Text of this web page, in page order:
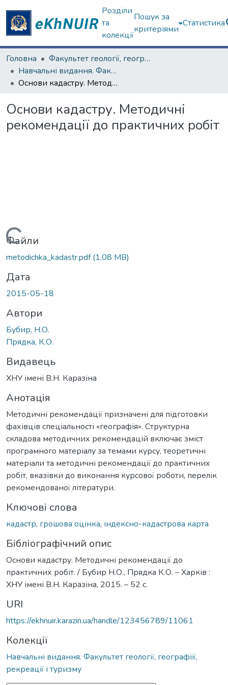
Розділи
та
колекції
Пошук за
критеріями
Статистика
Головна
Факультет геології, географіії, рекреації і туризму
Навчальні видання. Факультет геології, географіії, рекреації і туризму
Основи кадастру. Методичні рекомендації до практичних робіт
Основи кадастру. Методичні
рекомендації до практичних робіт
Вантажиться...
Файли
metodichka_kadastr.pdf(1,08 MB)
Дата
2015-05-18
Автори
Бубир, Н.О.
Прядка, К.О.
Видавець
ХНУ імені В.Н. Каразіна
Анотація
Методичні рекомендації призначені для підготовки
фахівців спеціальності «географія». Структурна
складова методичних рекомендацій включає зміст
програмного матеріалу за темами курсу, теоретичні
матеріали та методичні рекомендації до практичних
робіт, вказівки до виконання курсової роботи, перелік
рекомендованої літератури.
Ключові слова
кадастр, грошова оцінка, індексно-кадастрова карта
Бібліографічний опис
Основи кадастру. Методичні рекомендації до
практичних робіт. / Бубир Н.О., Прядка К.О. – Харків :
ХНУ імені В.Н. Каразіна, 2015. – 52 с.
URI
https://ekhnuir.karazin.ua/handle/123456789/11061
Колекції
Навчальні видання. Факультет геології, географіії,
рекреації і туризму